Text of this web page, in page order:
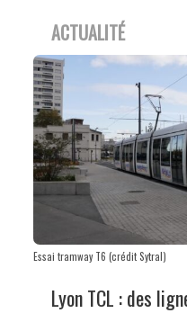
ACTUALITÉ
Essai tramway T6 (crédit Sytral)
Lyon TCL : des